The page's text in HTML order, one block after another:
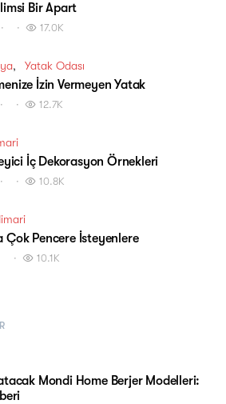
Bir Apart
17.0K
Yatak Odası
İzin Vermeyen Yatak
12.7K
İç Dekorasyon Örnekleri
10.8K
Çok Pencere İsteyenlere
10.1K
Mondi Home Berjer Modelleri: